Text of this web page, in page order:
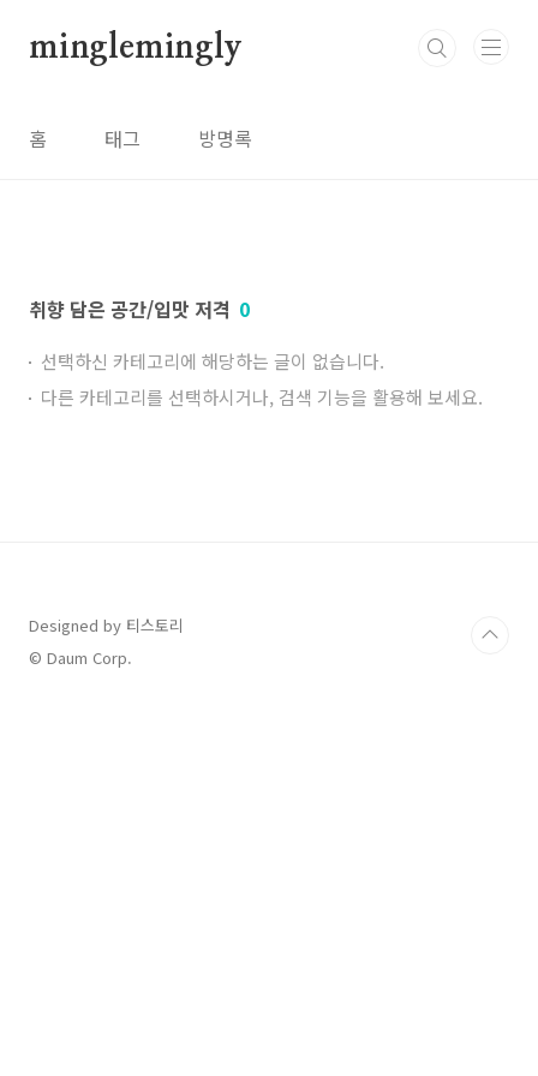
minglemingly
홈 태그 방명록
취향 담은 공간/입맛 저격 0
선택하신 카테고리에 해당하는 글이 없습니다.
다른 카테고리를 선택하시거나, 검색 기능을 활용해 보세요.
Designed by 티스토리
© Daum Corp.